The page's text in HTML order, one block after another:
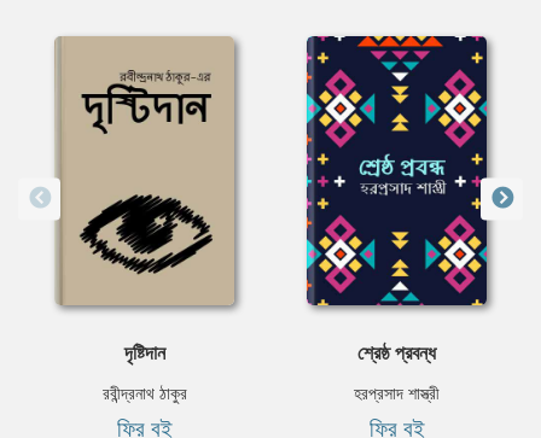
দৃষ্টিদান
রবীন্দ্রনাথ ঠাকুর
ফ্রি বই
শ্রেষ্ঠ প্রবন্ধ
হরপ্রসাদ শাস্ত্রী
ফ্রি বই